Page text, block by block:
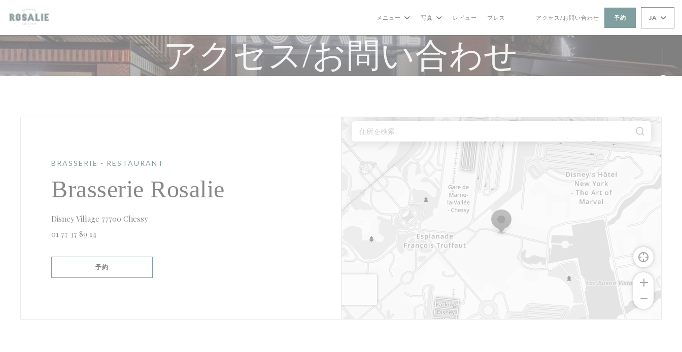
クッキー利用の管理について
メニュー 写真 レビュー プレス
((新しいウィンドウで開きます))
((新しいウィンドウで開きます))
アクセス/お問い合わせ 予約 JA
アクセス/お問い合わせ
BRASSERIE - RESTAURANT
Brasserie Rosalie
Disney Village 77700 Chessy((新しいウィンドウで開きます))
01 77 37 89 14
予約